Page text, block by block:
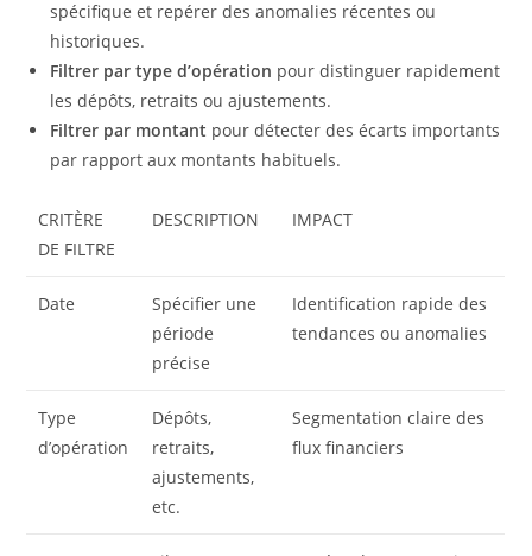
spécifique et repérer des anomalies récentes ou
historiques.
Filtrer par type d’opération pour distinguer rapidement
les dépôts, retraits ou ajustements.
Filtrer par montant pour détecter des écarts importants
par rapport aux montants habituels.
CRITÈRE
DE FILTRE
DESCRIPTION IMPACT
Date
Spécifier une
période
précise
Identification rapide des
tendances ou anomalies
Type
d’opération
Dépôts,
retraits,
ajustements,
etc.
Segmentation claire des
flux financiers